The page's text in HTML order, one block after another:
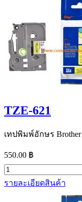
TZE-621
เทปพิมพ์อักษร
550.00 ฿
รายละเอียดสินค้า